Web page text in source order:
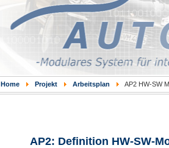
Home Projekt Arbeitsplan AP2 HW-SW
AP2: Definition HW-SW-